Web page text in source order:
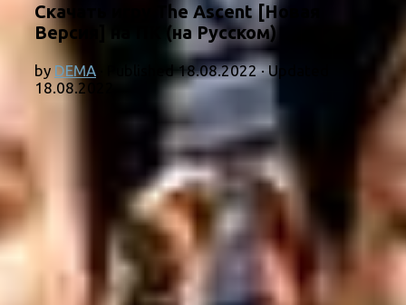
Скачать игру The Ascent [Новая
Версия] на ПК (на Русском)
by DEMA · Published18.08.2022· Updated
18.08.2022